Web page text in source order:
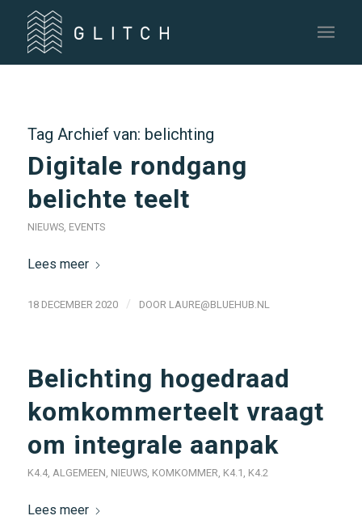
Tag Archief van: belichting
Digitale rondgang
belichte teelt
NIEUWS, EVENTS
Lees meer
18 DECEMBER 2020 / DOOR LAURE@BLUEHUB.NL
Belichting hogedraad
komkommerteelt vraagt
om integrale aanpak
K4.4, ALGEMEEN, NIEUWS, KOMKOMMER, K4.1 , K4.2
Lees meer